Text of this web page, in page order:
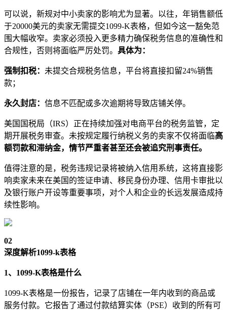
可以说，新规对中小卖家的影响尤为显著。以往，年销售额低
于20000美元的卖家无需提交1099-K表格，但如今这一豁免范
围大幅收窄。卖家必须投入更多精力确保税务信息的准确性和
合规性，否则将面临严厉处罚。 具体为：
强制扣税： 未提交合规税务信息，平台将直接扣留24%销售
款；
永久封店： 信息不匹配或多次逾期将导致店铺关停。
美国国税局（IRS）正在持续加强对电商平台的税务监管，定
期开展税务审查。未按规定履行纳税义务的卖家不仅将面临高
额罚款和滞纳金，情节严重者甚至还会被追究刑事责任。
值得注意的是，税务违规记录将被纳入信用系统，这将直接影
响卖家未来在美国的签证申请、移民身份办理、信用卡审批以
及银行账户开设等重要事项，对个人和企业的长远发展造成持
续性影响。
02
深度解析1099-k表格
1、1099-K表格是什么
1099-K表格是一份报告，记录了店铺在一年内收到的商品或
服务付款。它报告了通过付款结算实体（PSE）收到的所有可